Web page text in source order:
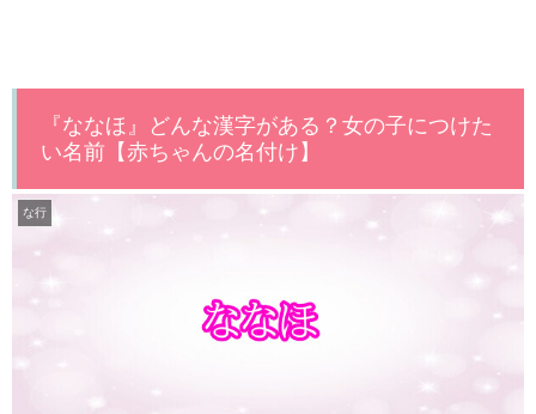
『ななほ』どんな漢字がある？女の子につけた
い名前【赤ちゃんの名付け】
な行